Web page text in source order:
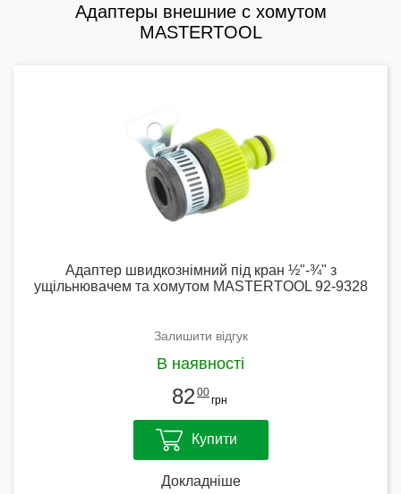
Адаптеры внешние с хомутом
MASTERTOOL
Адаптер швидкознімний під кран ½"-¾" з
ущільнювачем та хомутом MASTERTOOL 92-9328
Залишити відгук
В наявності
82 00
грн
Купити
Докладніше